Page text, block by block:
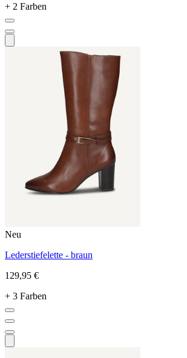
+ 2 Farben
Neu
Lederstiefelette - braun
129,95 €
+ 3 Farben